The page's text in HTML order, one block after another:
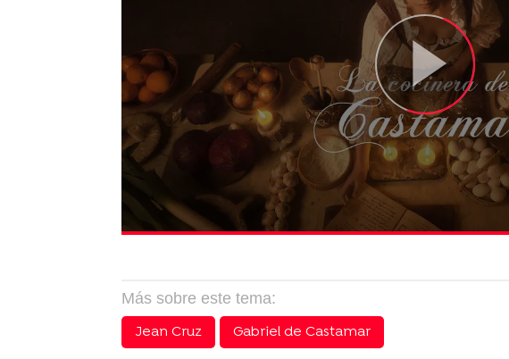
Más sobre este tema:
Jean Cruz
Gabriel de Castamar